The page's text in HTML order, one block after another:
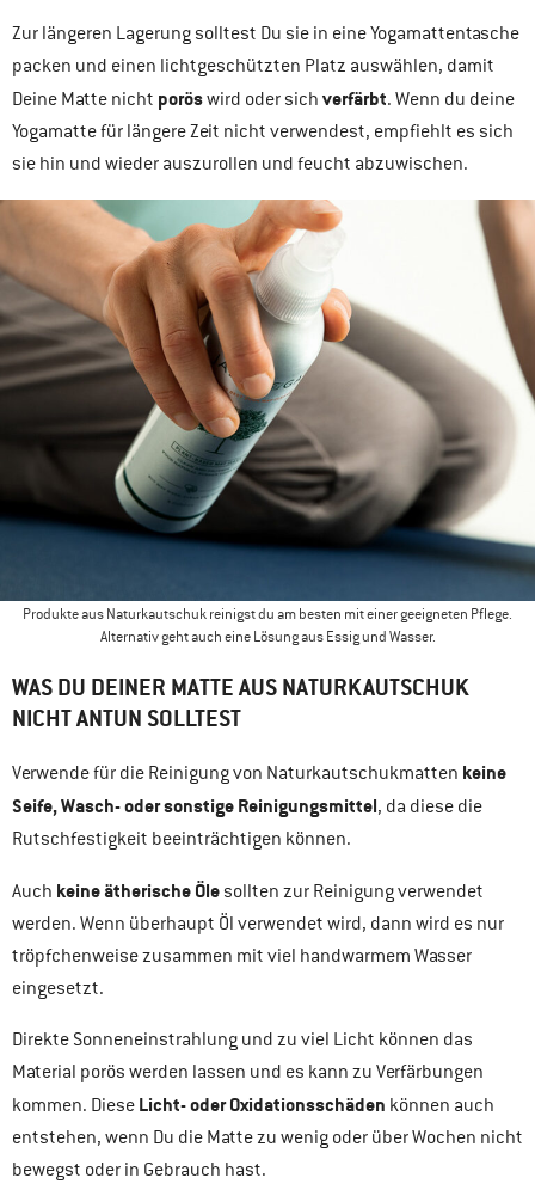
Zur längeren Lagerung solltest Du sie in eine Yogamattentasche
packen und einen lichtgeschützten Platz auswählen, damit
Deine Matte nicht poröswird oder sich verfärbt. Wenn du deine
Yogamatte für längere Zeit nicht verwendest, empfiehlt es sich
sie hin und wieder auszurollen und feucht abzuwischen.
Produkte aus Naturkautschuk reinigst du am besten mit einer geeigneten Pflege.
Alternativ geht auch eine Lösung aus Essig und Wasser.
WAS DU DEINER MATTE AUS NATURKAUTSCHUK
NICHT ANTUN SOLLTEST
Verwende für die Reinigung von Naturkautschukmatten keine
Seife, Wasch- oder sonstige Reinigungsmittel, da diese die
Rutschfestigkeit beeinträchtigen können.
Auch keine ätherische Ölesollten zur Reinigung verwendet
werden. Wenn überhaupt Öl verwendet wird, dann wird es nur
tröpfchenweise zusammen mit viel handwarmem Wasser
eingesetzt.
Direkte Sonneneinstrahlung und zu viel Licht können das
Material porös werden lassen und es kann zu Verfärbungen
kommen. Diese Licht- oder Oxidationsschäden können auch
entstehen, wenn Du die Matte zu wenig oder über Wochen nicht
bewegst oder in Gebrauch hast.